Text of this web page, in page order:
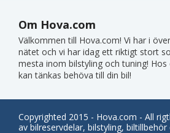
Om Hova.com
Välkommen till Hova.com! Vi har i
nätet och vi har idag ett riktigt stort
mesta inom bilstyling och tuning!
kan tänkas behöva till din bil!
Copyrighted 2015 - Hova.com - All
av bilreservdelar, bilstyling,